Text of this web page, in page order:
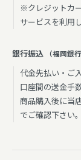
※クレジットカ
サービスを利用
銀行振込 （福岡銀
代金先払い・ご
口座間の送金手
商品購入後に当
でご確認下さい。